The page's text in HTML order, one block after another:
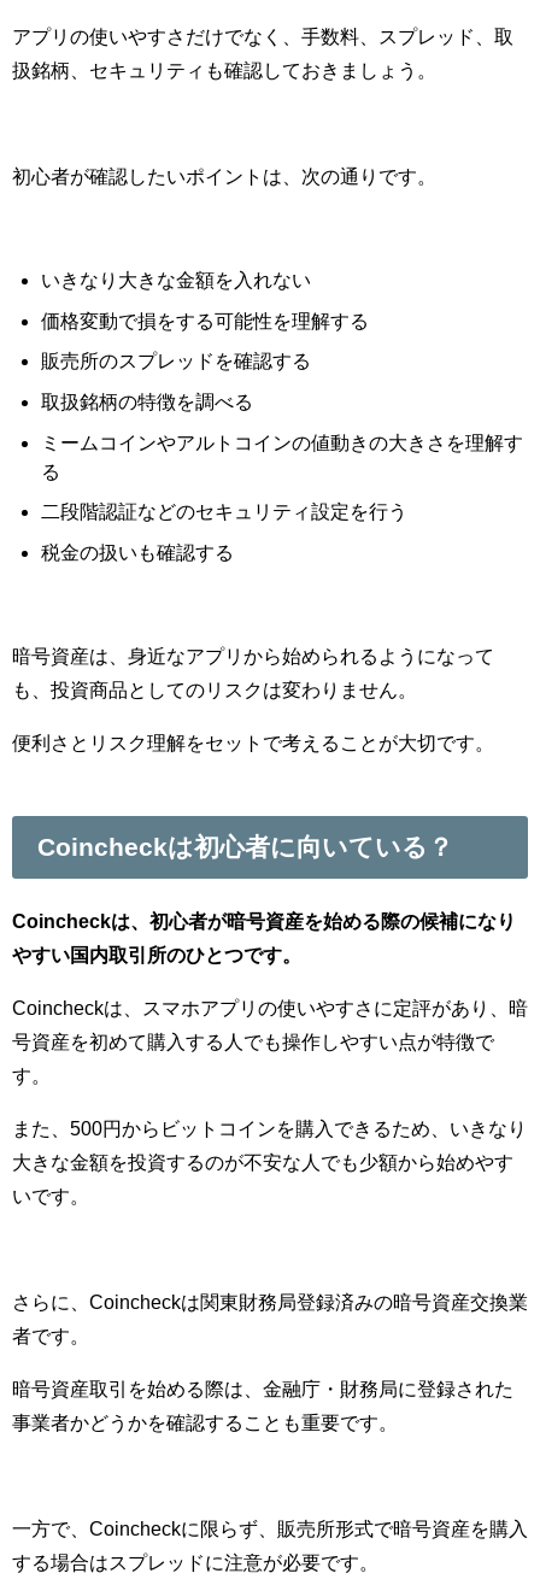
アプリの使いやすさだけでなく、手数料、スプレッド、取
扱銘柄、セキュリティも確認しておきましょう。
初心者が確認したいポイントは、次の通りです。
いきなり大きな金額を入れない
価格変動で損をする可能性を理解する
販売所のスプレッドを確認する
取扱銘柄の特徴を調べる
ミームコインやアルトコインの値動きの大きさを理解す
る
二段階認証などのセキュリティ設定を行う
税金の扱いも確認する
暗号資産は、身近なアプリから始められるようになって
も、投資商品としてのリスクは変わりません。
便利さとリスク理解をセットで考えることが大切です。
Coincheckは初心者に向いている？
Coincheckは、初心者が暗号資産を始める際の候補になり
やすい国内取引所のひとつです。
Coincheckは、スマホアプリの使いやすさに定評があり、暗
号資産を初めて購入する人でも操作しやすい点が特徴で
す。
また、500円からビットコインを購入できるため、いきなり
大きな金額を投資するのが不安な人でも少額から始めやす
いです。
さらに、Coincheckは関東財務局登録済みの暗号資産交換業
者です。
暗号資産取引を始める際は、金融庁・財務局に登録された
事業者かどうかを確認することも重要です。
一方で、Coincheckに限らず、販売所形式で暗号資産を購入
する場合はスプレッドに注意が必要です。